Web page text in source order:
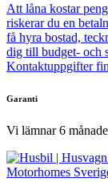
Att låna kostar
riskerar du en
få hyra bostad,
dig till budget- och
Kontaktuppgifter
Garanti
Vi lämnar 6